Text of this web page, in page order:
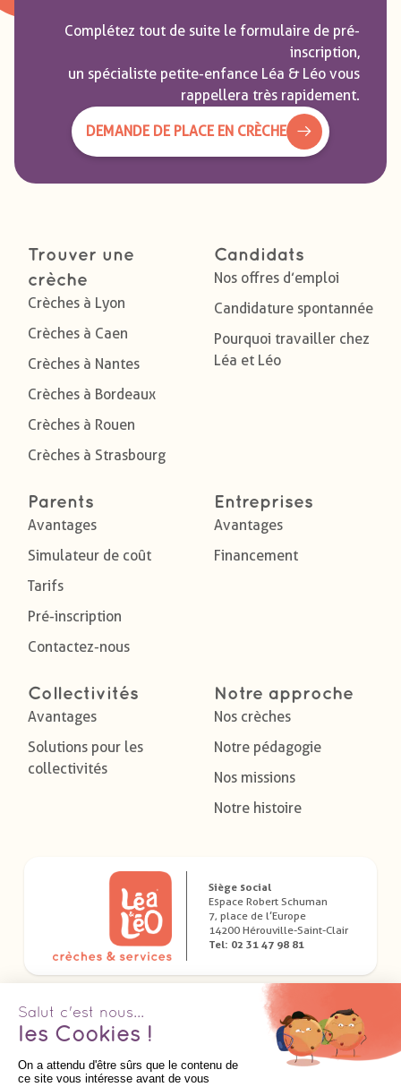
Complétez tout de suite le formulaire de pré-
inscription,
un spécialiste petite-enfance Léa & Léo vous
rappellera très rapidement.
DEMANDE DE PLACE EN CRÈCHE
Trouver une
crèche
Crèches à Lyon
Crèches à Caen
Crèches à Nantes
Crèches à Bordeaux
Crèches à Rouen
Crèches à Strasbourg
Candidats
Nos offres d’emploi
Candidature spontannée
Pourquoi travailler chez
Léa et Léo
Parents
Avantages
Simulateur de coût
Tarifs
Pré-inscription
Contactez-nous
Entreprises
Avantages
Financement
Collectivités
Avantages
Solutions pour les
collectivités
Notre approche
Nos crèches
Notre pédagogie
Nos missions
Notre histoire
Siège social
Espace Robert Schuman
7, place de l’Europe
14200 Hérouville-Saint-Clair
Tel: 02 31 47 98 81
Télécharger nos applications dédiées